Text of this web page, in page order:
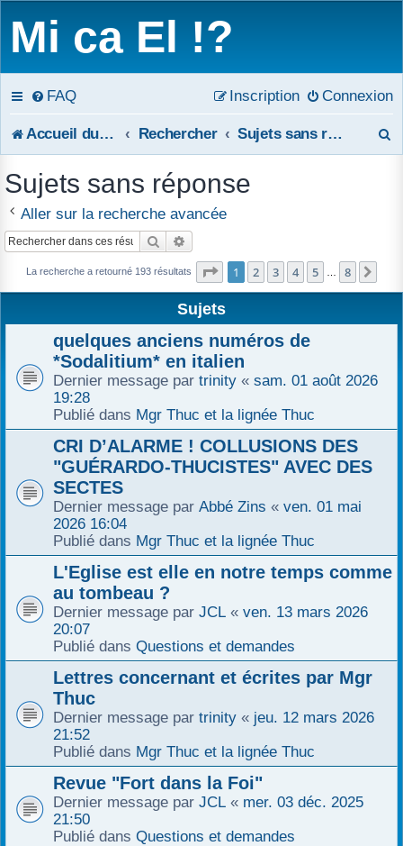
Mi ca El !?
FAQ Connexion
Inscription
Accueil du forum Rechercher Sujets sans réponse
r
c
Sujets sans réponse
Aller sur la recherche avancée
Rechercher
La recherche a retourné 193 résultats Page 1sur8
1 2 3 4 5 8
Sujets
quelques anciens numéros de
*Sodalitium* en italien
Dernier message par trinity « sam. 01 août 2026
19:28
Publié dans Mgr Thuc et la lignée Thuc
CRI D’ALARME ! COLLUSIONS DES
"GUÉRARDO-THUCISTES" AVEC DES
SECTES
Dernier message par Abbé Zins « ven. 01 mai
2026 16:04
Publié dans Mgr Thuc et la lignée Thuc
L'Eglise est elle en notre temps comme
au tombeau ?
Dernier message par JCL « ven. 13 mars 2026
20:07
Publié dans Questions et demandes
Lettres concernant et écrites par Mgr
Thuc
Dernier message par trinity « jeu. 12 mars 2026
21:52
Publié dans Mgr Thuc et la lignée Thuc
Revue "Fort dans la Foi"
Dernier message par JCL « mer. 03 déc. 2025
21:50
Publié dans Questions et demandes